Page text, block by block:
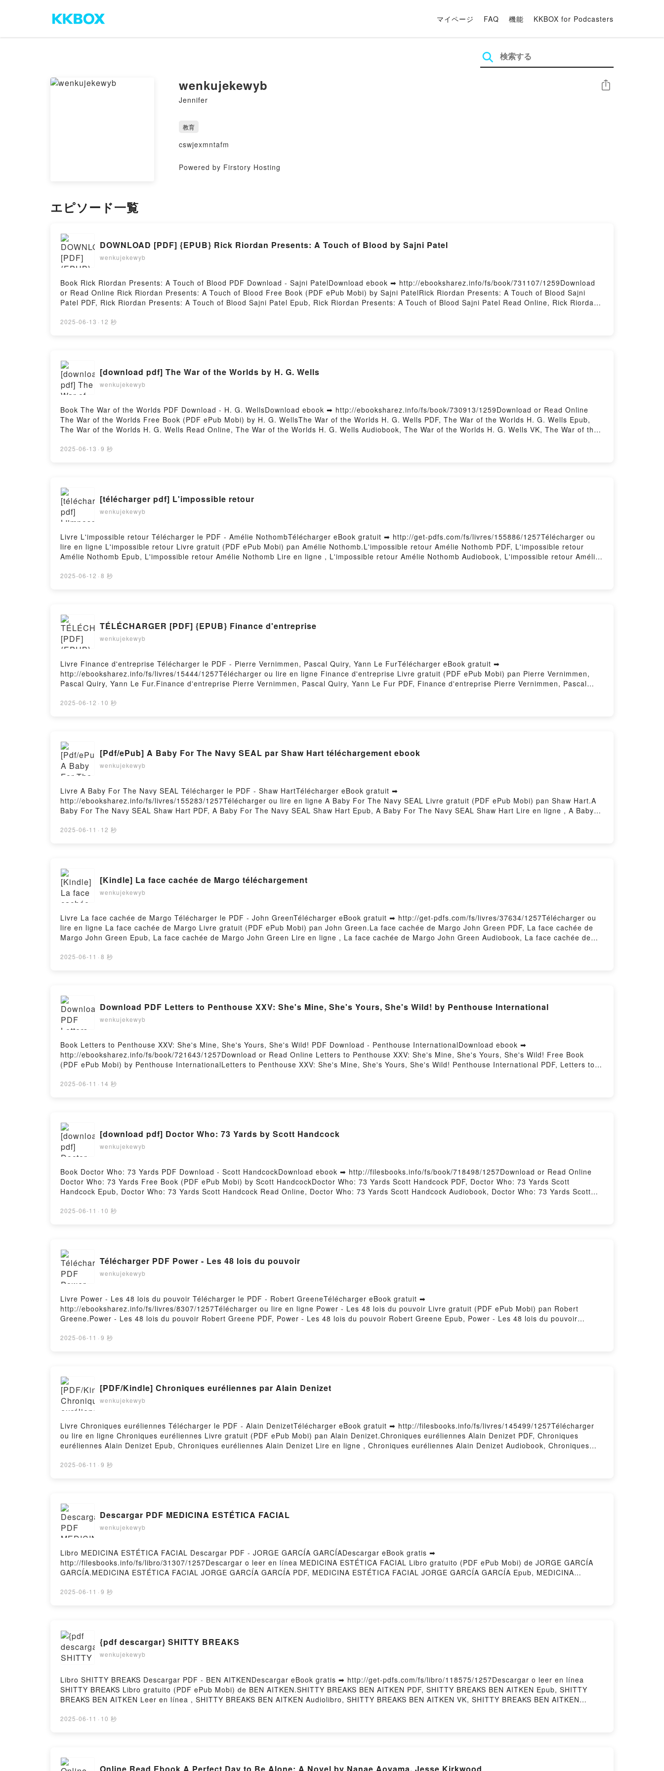
マイページ FAQ 機能 KKBOX for Podcasters
wenkujekewyb
Jennifer
シェア
教育
cswjexmntafm
Powered by Firstory Hosting
エピソード一覧
DOWNLOAD [PDF] {EPUB} Rick Riordan Presents: A Touch of Blood by Sajni Patel
wenkujekewyb
Book Rick Riordan Presents: A Touch of Blood PDF Download - Sajni PatelDownload ebook ➡ http://ebooksharez.info/fs/book/731107/1259Download
or Read Online Rick Riordan Presents: A Touch of Blood Free Book (PDF ePub Mobi) by Sajni PatelRick Riordan Presents: A Touch of Blood Sajni
Patel PDF, Rick Riordan Presents: A Touch of Blood Sajni Patel Epub, Rick Riordan Presents: A Touch of Blood Sajni Patel Read Online, Rick Riordan
Sajni Patel Kindle, Rick Riordan Presents: A Touch of Blood Sajni Patel Epub VK, Rick Riordan Presents: A Touch of Blood Sajni Patel Free
2025-06-13 · 12 秒
[download pdf] The War of the Worlds by H. G. Wells
wenkujekewyb
Book The War of the Worlds PDF Download - H. G. WellsDownload ebook ➡ http://ebooksharez.info/fs/book/730913/1259Download or Read Online
The War of the Worlds Free Book (PDF ePub Mobi) by H. G. WellsThe War of the Worlds H. G. Wells PDF, The War of the Worlds H. G. Wells Epub,
The War of the Worlds H. G. Wells Read Online, The War of the Worlds H. G. Wells Audiobook, The War of the Worlds H. G. Wells VK, The War of the
2025-06-13 · 9 秒
[télécharger pdf] L'impossible retour
wenkujekewyb
Livre L'impossible retour Télécharger le PDF - Amélie NothombTélécharger eBook gratuit ➡ http://get-pdfs.com/fs/livres/155886/1257Télécharger ou
lire en ligne L'impossible retour Livre gratuit (PDF ePub Mobi) pan Amélie Nothomb.L'impossible retour Amélie Nothomb PDF, L'impossible retour
Amélie Nothomb Epub, L'impossible retour Amélie Nothomb Lire en ligne , L'impossible retour Amélie Nothomb Audiobook, L'impossible retour Amélie
Téléchargement gratuitPowered by Firstory Hosting
2025-06-12 · 8 秒
TÉLÉCHARGER [PDF] {EPUB} Finance d'entreprise
wenkujekewyb
Livre Finance d'entreprise Télécharger le PDF - Pierre Vernimmen, Pascal Quiry, Yann Le FurTélécharger eBook gratuit ➡
http://ebooksharez.info/fs/livres/15444/1257Télécharger ou lire en ligne Finance d'entreprise Livre gratuit (PDF ePub Mobi) pan Pierre Vernimmen,
Pascal Quiry, Yann Le Fur.Finance d'entreprise Pierre Vernimmen, Pascal Quiry, Yann Le Fur PDF, Finance d'entreprise Pierre Vernimmen, Pascal
Pascal Quiry, Yann Le Fur Audiobook, Finance d'entreprise Pierre Vernimmen, Pascal Quiry, Yann Le Fur VK, Finance d'entreprise Pierre Vernimmen,
2025-06-12 · 10 秒
[Pdf/ePub] A Baby For The Navy SEAL par Shaw Hart téléchargement ebook
wenkujekewyb
Livre A Baby For The Navy SEAL Télécharger le PDF - Shaw HartTélécharger eBook gratuit ➡
http://ebooksharez.info/fs/livres/155283/1257Télécharger ou lire en ligne A Baby For The Navy SEAL Livre gratuit (PDF ePub Mobi) pan Shaw Hart.A
Baby For The Navy SEAL Shaw Hart PDF, A Baby For The Navy SEAL Shaw Hart Epub, A Baby For The Navy SEAL Shaw Hart Lire en ligne , A Baby
Navy SEAL Shaw Hart Epub VK, A Baby For The Navy SEAL Shaw Hart Téléchargement gratuitPowered by Firstory Hosting
2025-06-11 · 12 秒
[Kindle] La face cachée de Margo téléchargement
wenkujekewyb
Livre La face cachée de Margo Télécharger le PDF - John GreenTélécharger eBook gratuit ➡ http://get-pdfs.com/fs/livres/37634/1257Télécharger ou
lire en ligne La face cachée de Margo Livre gratuit (PDF ePub Mobi) pan John Green.La face cachée de Margo John Green PDF, La face cachée de
Margo John Green Epub, La face cachée de Margo John Green Lire en ligne , La face cachée de Margo John Green Audiobook, La face cachée de
Green Téléchargement gratuitPowered by Firstory Hosting
2025-06-11 · 8 秒
Download PDF Letters to Penthouse XXV: She's Mine, She's Yours, She's Wild! by Penthouse International
wenkujekewyb
Book Letters to Penthouse XXV: She's Mine, She's Yours, She's Wild! PDF Download - Penthouse InternationalDownload ebook ➡
http://ebooksharez.info/fs/book/721643/1257Download or Read Online Letters to Penthouse XXV: She's Mine, She's Yours, She's Wild! Free Book
(PDF ePub Mobi) by Penthouse InternationalLetters to Penthouse XXV: She's Mine, She's Yours, She's Wild! Penthouse International PDF, Letters to
Penthouse International Read Online, Letters to Penthouse XXV: She's Mine, She's Yours, She's Wild! Penthouse International Audiobook, Letters to
2025-06-11 · 14 秒
[download pdf] Doctor Who: 73 Yards by Scott Handcock
wenkujekewyb
Book Doctor Who: 73 Yards PDF Download - Scott HandcockDownload ebook ➡ http://filesbooks.info/fs/book/718498/1257Download or Read Online
Doctor Who: 73 Yards Free Book (PDF ePub Mobi) by Scott HandcockDoctor Who: 73 Yards Scott Handcock PDF, Doctor Who: 73 Yards Scott
Handcock Epub, Doctor Who: 73 Yards Scott Handcock Read Online, Doctor Who: 73 Yards Scott Handcock Audiobook, Doctor Who: 73 Yards Scott
Free DownloadPowered by Firstory Hosting
2025-06-11 · 10 秒
Télécharger PDF Power - Les 48 lois du pouvoir
wenkujekewyb
Livre Power - Les 48 lois du pouvoir Télécharger le PDF - Robert GreeneTélécharger eBook gratuit ➡
http://ebooksharez.info/fs/livres/8307/1257Télécharger ou lire en ligne Power - Les 48 lois du pouvoir Livre gratuit (PDF ePub Mobi) pan Robert
Greene.Power - Les 48 lois du pouvoir Robert Greene PDF, Power - Les 48 lois du pouvoir Robert Greene Epub, Power - Les 48 lois du pouvoir
Les 48 lois du pouvoir Robert Greene Kindle, Power - Les 48 lois du pouvoir Robert Greene Epub VK, Power - Les 48 lois du pouvoir Robert Greene
2025-06-11 · 9 秒
[PDF/Kindle] Chroniques euréliennes par Alain Denizet
wenkujekewyb
Livre Chroniques euréliennes Télécharger le PDF - Alain DenizetTélécharger eBook gratuit ➡ http://filesbooks.info/fs/livres/145499/1257Télécharger
ou lire en ligne Chroniques euréliennes Livre gratuit (PDF ePub Mobi) pan Alain Denizet.Chroniques euréliennes Alain Denizet PDF, Chroniques
euréliennes Alain Denizet Epub, Chroniques euréliennes Alain Denizet Lire en ligne , Chroniques euréliennes Alain Denizet Audiobook, Chroniques
Alain Denizet Téléchargement gratuitPowered by Firstory Hosting
2025-06-11 · 9 秒
Descargar PDF MEDICINA ESTÉTICA FACIAL
wenkujekewyb
Libro MEDICINA ESTÉTICA FACIAL Descargar PDF - JORGE GARCÍA GARCÍADescargar eBook gratis ➡
http://filesbooks.info/fs/libro/31307/1257Descargar o leer en línea MEDICINA ESTÉTICA FACIAL Libro gratuito (PDF ePub Mobi) de JORGE GARCÍA
GARCÍA.MEDICINA ESTÉTICA FACIAL JORGE GARCÍA GARCÍA PDF, MEDICINA ESTÉTICA FACIAL JORGE GARCÍA GARCÍA Epub, MEDICINA
FACIAL JORGE GARCÍA GARCÍA VK, MEDICINA ESTÉTICA FACIAL JORGE GARCÍA GARCÍA Kindle, MEDICINA ESTÉTICA FACIAL JORGE GARCÍA
2025-06-11 · 9 秒
{pdf descargar} SHITTY BREAKS
wenkujekewyb
Libro SHITTY BREAKS Descargar PDF - BEN AITKENDescargar eBook gratis ➡ http://get-pdfs.com/fs/libro/118575/1257Descargar o leer en línea
SHITTY BREAKS Libro gratuito (PDF ePub Mobi) de BEN AITKEN.SHITTY BREAKS BEN AITKEN PDF, SHITTY BREAKS BEN AITKEN Epub, SHITTY
BREAKS BEN AITKEN Leer en línea , SHITTY BREAKS BEN AITKEN Audiolibro, SHITTY BREAKS BEN AITKEN VK, SHITTY BREAKS BEN AITKEN
2025-06-11 · 10 秒